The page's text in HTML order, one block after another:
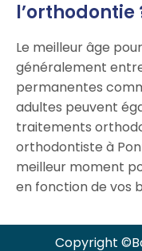
l’orthodontie
Le meilleur âge
généralement
permanentes
adultes peuvent
traitements
orthodontiste à
meilleur moment
en fonction de vos
Copyright